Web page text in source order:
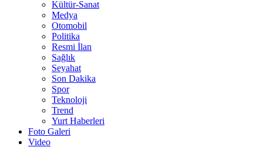
Kültür-Sanat
Medya
Otomobil
Politika
Resmi İlan
Sağlık
Seyahat
Son Dakika
Spor
Teknoloji
Trend
Yurt Haberleri
Foto Galeri
Video